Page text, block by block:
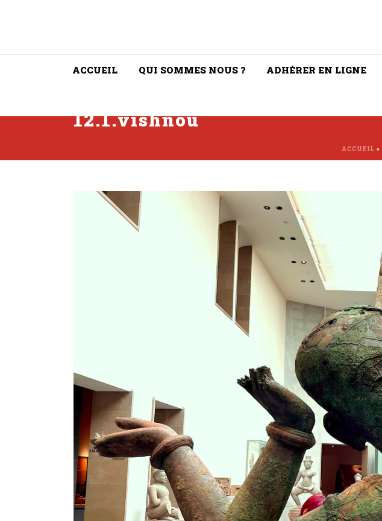
ACCUEIL QUI SOMMES NOUS ? ADHÉRER EN LIGNE
12.1.vishnou
ACCUEIL »